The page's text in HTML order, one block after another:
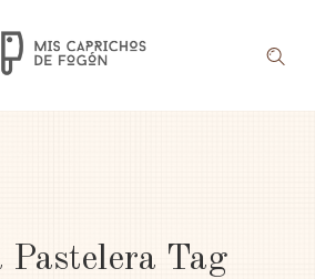
Pastelera Tag